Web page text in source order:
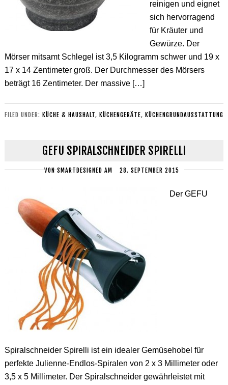
reinigen und eignet
sich hervorragend
für Kräuter und
Gewürze. Der
Mörser mitsamt Schlegel ist 3,5 Kilogramm schwer und 19 x
17 x 14 Zentimeter groß. Der Durchmesser des Mörsers
beträgt 16 Zentimeter. Der massive […]
FILED UNDER: KÜCHE & HAUSHALT, KÜCHENGERÄTE, KÜCHENGRUNDAUSSTATTUNG
GEFU SPIRALSCHNEIDER SPIRELLI
VON SMARTDESIGNED AM 28. SEPTEMBER 2015
Der GEFU
Spiralschneider Spirelli ist ein idealer Gemüsehobel für
perfekte Julienne-Endlos-Spiralen von 2 x 3 Millimeter oder
3,5 x 5 Millimeter. Der Spiralschneider gewährleistet mit